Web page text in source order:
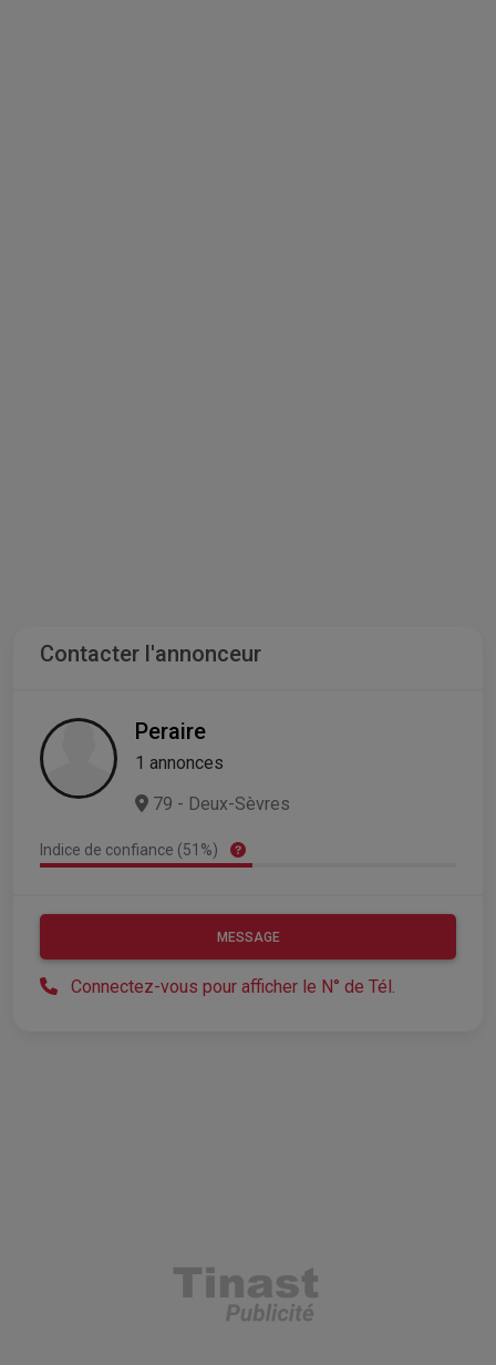
Contacter l'annonceur
Peraire
1 annonces
79 - Deux-Sèvres
Indice de confiance (51%)
MESSAGE
Connectez-vous pour afficher le N° de Tél.